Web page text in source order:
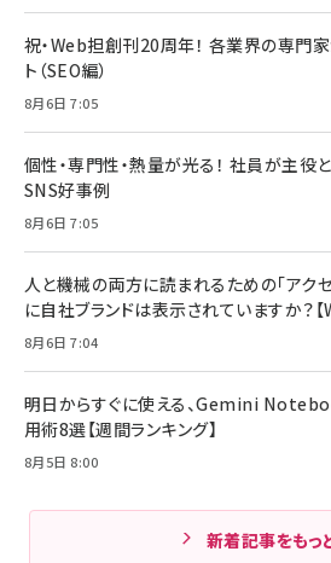
祝・Web担創刊20周年！ 各業界の専門
ト（SEO編）
8月6日 7:05
個性・専門性・熱量が光る！ 社員が主役
SNS好事例
8月6日 7:05
人と機械の両方に読まれるための「アク
に自社ブランドは表示されていますか？
8月6日 7:04
明日からすぐに使える、Gemini
用術8選【週間ランキング】
8月5日 8:00
新着記事をもっ